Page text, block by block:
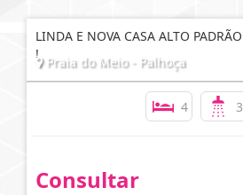
LINDA E NOVA CASA ALTO
! Praia do Meio - Palhoça
4 3
Consultar